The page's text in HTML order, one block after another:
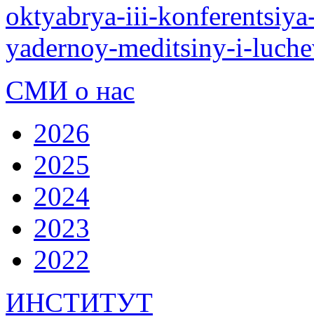
oktyabrya-iii-
yadernoy-meditsiny-i-
СМИ о нас
2026
2025
2024
2023
2022
ИНСТИТУТ